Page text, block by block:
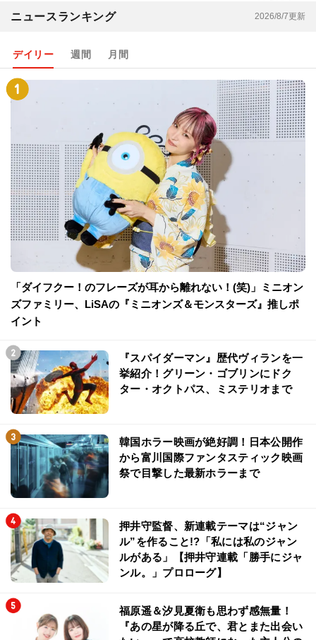
ニュースランキング 2026/8/7更新
デイリー 週間 月間
「ダイフクー！のフレーズが耳から離れない！(笑)」ミニオン
ズファミリー、LiSAの『ミニオンズ＆モンスターズ』推しポ
イント
『スパイダーマン』歴代ヴィランを一
挙紹介！グリーン・ゴブリンにドク
ター・オクトパス、ミステリオまで
韓国ホラー映画が絶好調！日本公開作
から富川国際ファンタスティック映画
祭で目撃した最新ホラーまで
押井守監督、新連載テーマは“ジャン
ル”を作ること!?「私には私のジャン
ルがある」【押井守連載「勝手にジャ
ンル。」プロローグ】
福原遥＆汐見夏衛も思わず感無量！
『あの星が降る丘で、君とまた出会い